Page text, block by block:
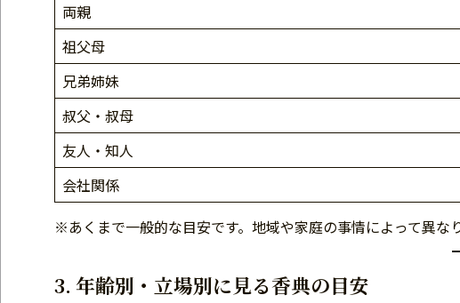
両親
祖父母
兄弟姉妹
叔父・叔母
友人・知人
会社関係
※あくまで一般的な目安です。地域や家庭の事情によって異なり
3. 年齢別・立場別に見る香典の目安